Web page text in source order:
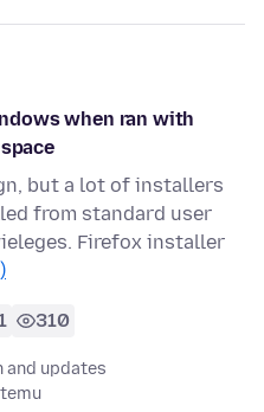
when ran with
but a lot of installers
from standard user
Firefox installer
310
updates